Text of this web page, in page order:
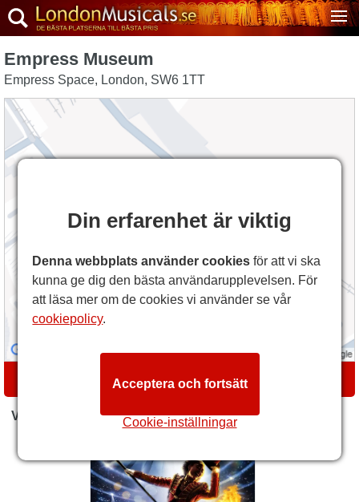
Empress Museum
Empress Space, London, SW6 1TT
VAD ÄR PÅ GÅNG NU
Showman Circus
Spectacular
VÄGBESKRIVNINGAR
Din erfarenhet är viktig
Denna webbplats använder cookies för att vi ska
kunna ge dig den bästa användarupplevelsen. För
att läsa mer om de cookies vi använder se vår
cookiepolicy.
Cookie-inställningar
Acceptera och fortsätt